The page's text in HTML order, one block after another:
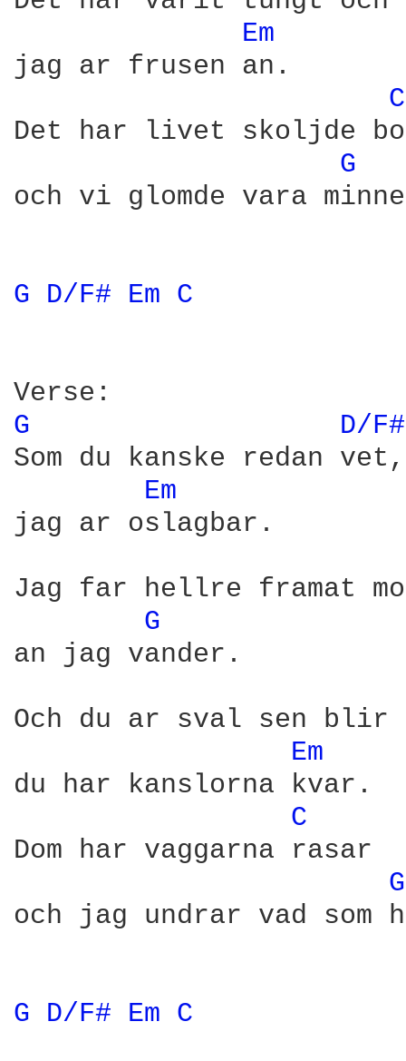
Em
jag ar frusen an.
Det har livet skoljde
G
och vi glomde vara
G D/F# Em C
G
D/
Som du kanske redan vet,
Em
jag ar oslagbar.
Jag far hellre framat
G
an jag vander.
Och du ar sval sen blir
Em
du har kanslorna kvar.
C
Dom har vaggarna rasar
och jag undrar vad som
G D/F# Em C